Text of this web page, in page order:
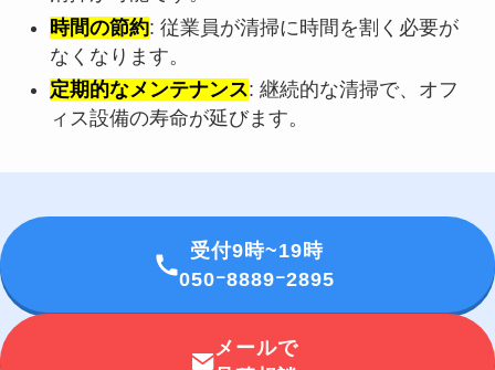
時間の節約: 従業員が清掃に時間を割く必要が
なくなります。
定期的なメンテナンス: 継続的な清掃で、オフ
ィス設備の寿命が延びます。
受付9時~19時
050ｰ8889ｰ2895
メールで